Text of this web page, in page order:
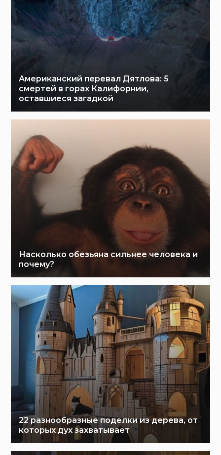
Американский перевал Дятлова: 5
смертей в горах Калифорнии,
оставшиеся загадкой
Насколько обезьяна сильнее человека и
почему?
22 разнообразные поделки из дерева, от
которых дух захватывает